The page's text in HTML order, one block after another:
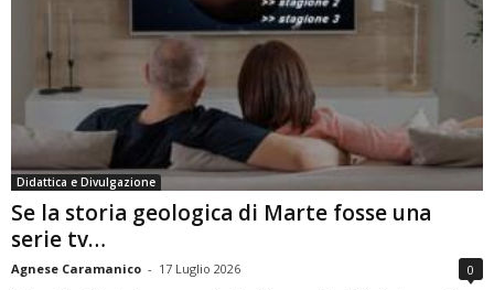
Didattica e Divulgazione
Se la storia geologica di Marte fosse una
serie tv…
Agnese Caramanico - 17 Luglio 2026 0